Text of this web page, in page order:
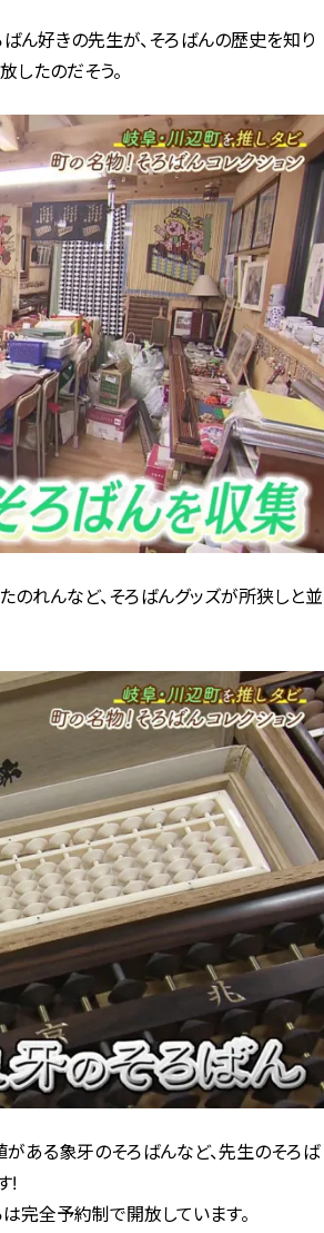
ん好きの先生が、そろばんの歴史を知り
たのだそう。
れんなど、そろばんグッズが所狭しと並
ある象牙のそろばんなど、先生のそろば
!
は完全予約制で開放しています。